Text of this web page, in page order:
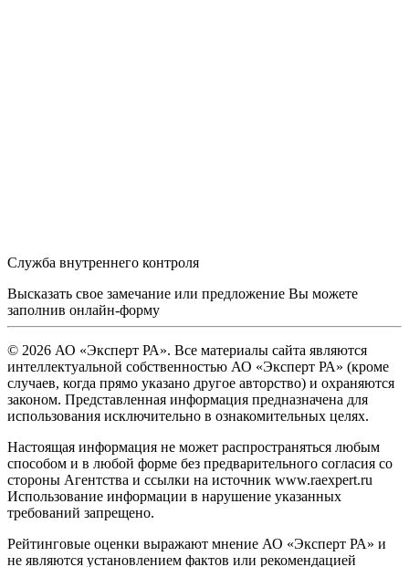
Служба внутреннего контроля
Высказать свое замечание или предложение Вы можете
заполнив онлайн-форму
© 2026 АО «Эксперт РА». Все материалы сайта являются
интеллектуальной собственностью АО «Эксперт РА» (кроме
случаев, когда прямо указано другое авторство) и охраняются
законом. Представленная информация предназначена для
использования исключительно в ознакомительных целях.
Настоящая информация не может распространяться любым
способом и в любой форме без предварительного согласия со
стороны Агентства и ссылки на источник www.raexpert.ru
Использование информации в нарушение указанных
требований запрещено.
Рейтинговые оценки выражают мнение АО «Эксперт РА» и
не являются установлением фактов или рекомендацией